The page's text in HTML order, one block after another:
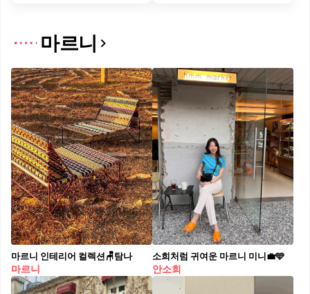
마르니
마르니 인테리어 컬렉션🪑탐나
마르니
소희처럼 귀여운 마르니 미니💼​🩵​
안소희